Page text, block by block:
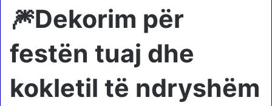
🎆Dekorim për
festën tuaj dhe
kokletil të ndryshëm